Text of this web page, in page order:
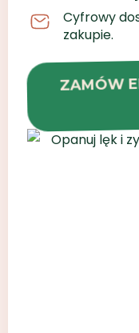
Cyfrowy
zakupie.
ZAMÓW